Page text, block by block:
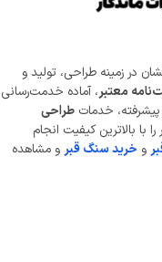
در زمینه طراحی، تولید و
معتبر، آماده خدمت‌رسانی
خدماتطراحی
بالاترین کیفیت انجام
خرید سنگ قبرو مشاهده